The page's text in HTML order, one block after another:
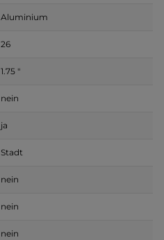
Aluminium
26
1.75 "
nein
ja
Stadt
nein
nein
nein